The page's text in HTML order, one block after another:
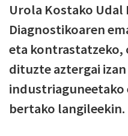
Urola Kostako Udal
Diagnostikoaren
eta
dituzte aztergai
industriaguneetako
bertako langileekin.